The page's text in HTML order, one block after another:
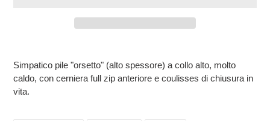
prodotto
nel
carrello
Simpatico pile "orsetto" (alto spessore) a collo alto, molto
caldo, con cerniera full zip anteriore e coulisses di chiusura in
vita.